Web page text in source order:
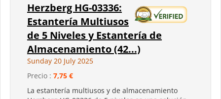
Herzberg HG-03336:
Estantería Multiusos
de 5 Niveles y Estantería de
Almacenamiento (42...)
Sunday 20 July 2025
Precio : 7,75 €
La estantería multiusos y de almacenamiento